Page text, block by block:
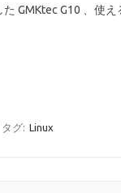
た GMKtec G10 、使
タグ: Linux